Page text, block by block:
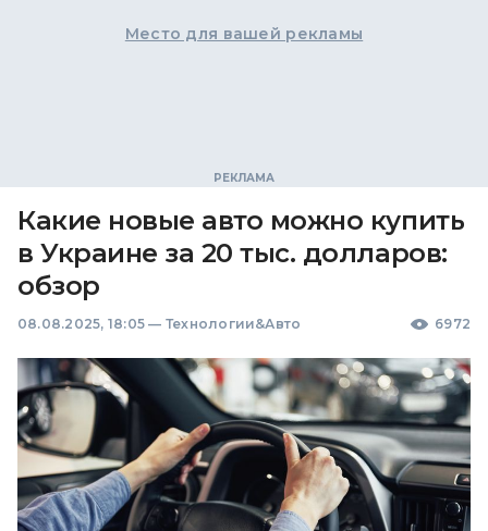
Место для вашей рекламы
Какие новые авто можно купить
в Украине за 20 тыс. долларов:
обзор
08.08.2025, 18:05 — Технологии&Авто 6972